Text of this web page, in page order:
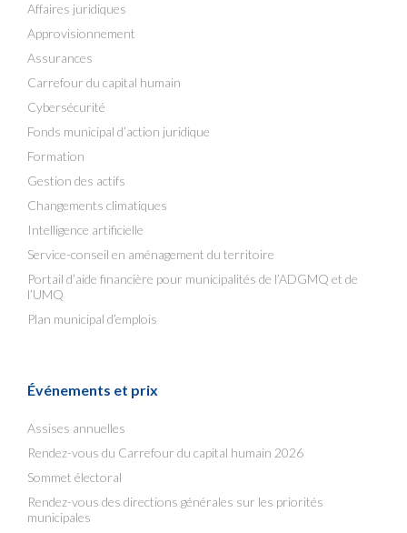
Affaires juridiques
Approvisionnement
Assurances
Carrefour du capital humain
Cybersécurité
Fonds municipal d’action juridique
Formation
Gestion des actifs
Changements climatiques
Intelligence artificielle
Service-conseil en aménagement du territoire
Portail d’aide financière pour municipalités de l’ADGMQ et de
l’UMQ
Plan municipal d’emplois
Événements et prix
Assises annuelles
Rendez-vous du Carrefour du capital humain 2026
Sommet électoral
Rendez-vous des directions générales sur les priorités
municipales